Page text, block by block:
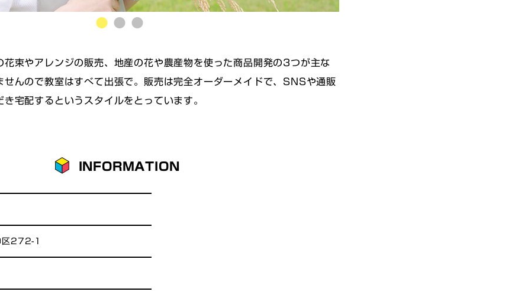
花束やアレンジの販売、地産の花や農産物を使った商品開発の3つが主な
せんので教室はすべて出張で。販売は完全オーダーメイドで、SNSや通販
宅配するというスタイルをとっています。
INFORMATION
区272-1